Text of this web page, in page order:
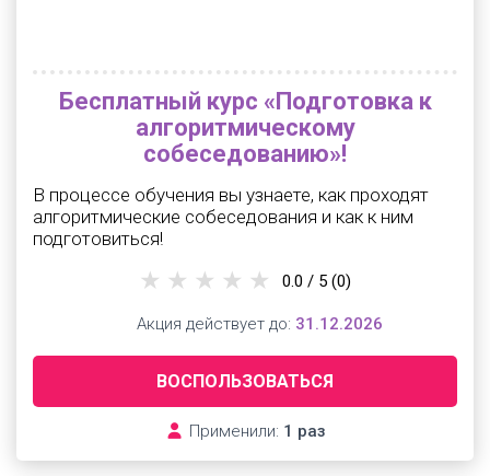
Бесплатный курс «Подготовка к
алгоритмическому
собеседованию»!
В процессе обучения вы узнаете, как проходят
алгоритмические собеседования и как к ним
подготовиться!
ВОСПОЛЬЗОВАТЬСЯ
Применили: 1 раз
0.0 / 5 (0)
Акция действует до: 31.12.2026